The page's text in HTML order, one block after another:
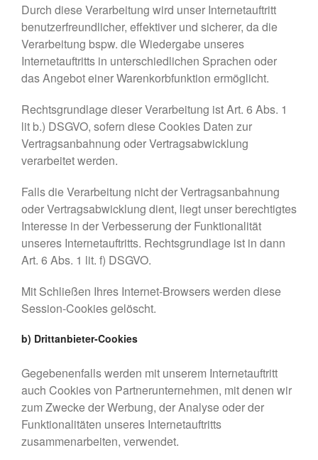
Durch diese Verarbeitung wird unser Internetauftritt
benutzerfreundlicher, effektiver und sicherer, da die
Verarbeitung bspw. die Wiedergabe unseres
Internetauftritts in unterschiedlichen Sprachen oder
das Angebot einer Warenkorbfunktion ermöglicht.
Rechtsgrundlage dieser Verarbeitung ist Art. 6 Abs. 1
lit b.) DSGVO, sofern diese Cookies Daten zur
Vertragsanbahnung oder Vertragsabwicklung
verarbeitet werden.
Falls die Verarbeitung nicht der Vertragsanbahnung
oder Vertragsabwicklung dient, liegt unser berechtigtes
Interesse in der Verbesserung der Funktionalität
unseres Internetauftritts. Rechtsgrundlage ist in dann
Art. 6 Abs. 1 lit. f) DSGVO.
Mit Schließen Ihres Internet-Browsers werden diese
Session-Cookies gelöscht.
b) Drittanbieter-Cookies
Gegebenenfalls werden mit unserem Internetauftritt
auch Cookies von Partnerunternehmen, mit denen wir
zum Zwecke der Werbung, der Analyse oder der
Funktionalitäten unseres Internetauftritts
zusammenarbeiten, verwendet.